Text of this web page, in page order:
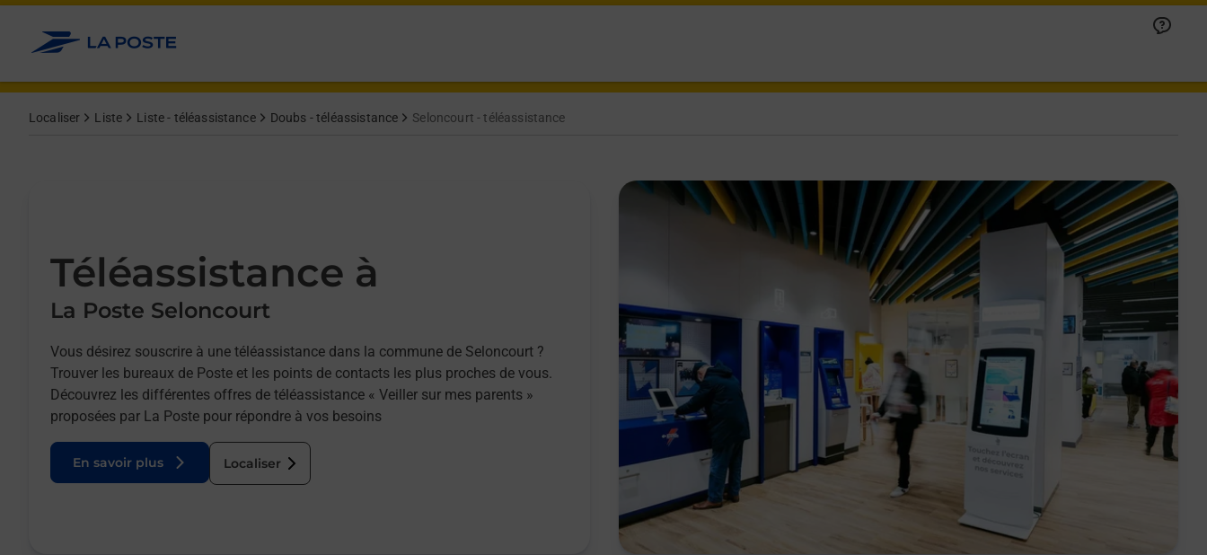
Allez au contenu
Localiser Liste Liste - téléassistance Doubs - téléassistance Seloncourt - téléassistance
Téléassistance à
La Poste Seloncourt
Vous désirez souscrire à une téléassistance dans la commune de Seloncourt ?
Trouver les bureaux de Poste et les points de contacts les plus proches de vous.
Découvrez les différentes offres de téléassistance « Veiller sur mes parents »
proposées par La Poste pour répondre à vos besoins
En savoir plus Localiser
Afficher ou masquer la réponse
Afficher ou masquer la réponse
Afficher ou masquer la réponse